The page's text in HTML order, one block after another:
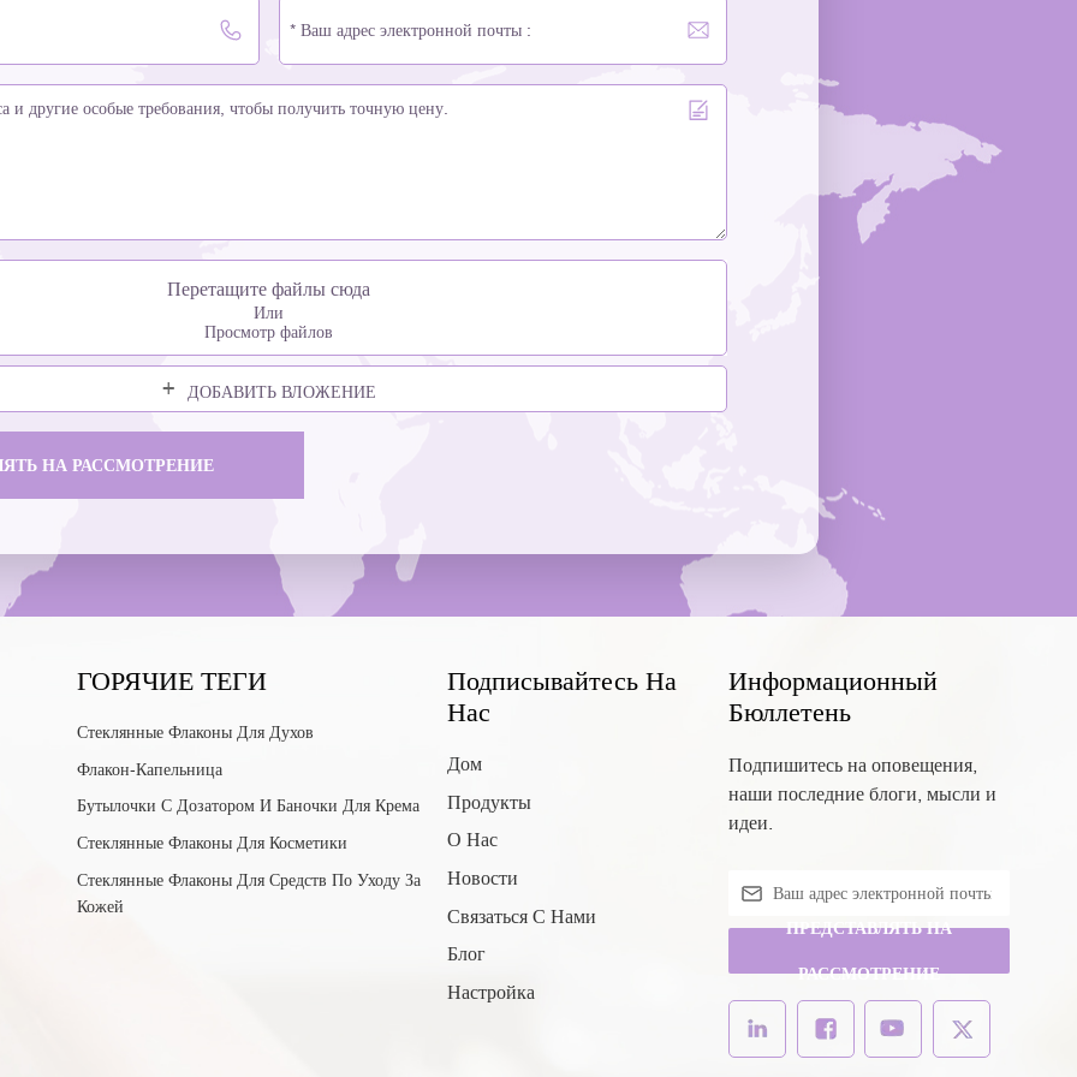
Перетащите файлы сюда
Или
Просмотр файлов
ДОБАВИТЬ ВЛОЖЕНИЕ
НА РАССМОТРЕНИЕ
ГОРЯЧИЕ ТЕГИ
Стеклянные Флаконы Для Духов
Флакон-Капельница
Бутылочки С Дозатором И Баночки Для Крема
Стеклянные Флаконы Для Косметики
Стеклянные Флаконы Для Средств По Уходу За
Кожей
Подписывайтесь На
Нас
Дом
Продукты
О Нас
Новости
Связаться С Нами
Блог
Настройка
Информационный
Бюллетень
Подпишитесь на оповещения,
наши последние блоги, мысли и
идеи.
ПРЕДСТАВЛЯТЬ НА
РАССМОТРЕНИЕ